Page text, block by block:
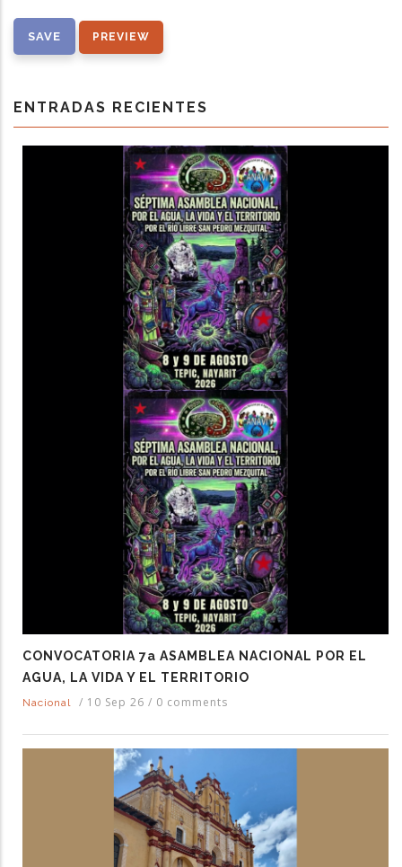
ENTRADAS RECIENTES
CONVOCATORIA 7a ASAMBLEA NACIONAL POR EL
AGUA, LA VIDA Y EL TERRITORIO
Nacional / 10 Sep 26 / 0 comments